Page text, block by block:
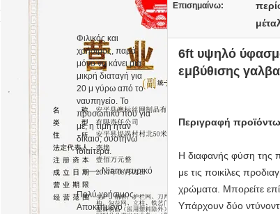
Φιλικός και
χρήσιμος, παρά
μόνο να κάνει μια
μικρή διαταγή για
20 μ γύρω από το
ναυπηγείο. Το
προσωπικό που για
με, η τιμή ήταν
δίκαιο, συστήνω
ιδιαίτερα.
—— Niam νευρικό
Πολύ χρήσιμος.
Αποκτημένο
Επισημαίνω:
6ft υψηλό
εμβύθισης
Περιγραφή
Η διαφανής φύση της
με τις ποικίλες
χρώματα. Μπορείτε
Υπάρχουν δύο